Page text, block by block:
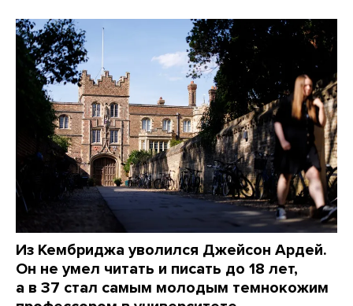
Из Кембриджа уволился Джейсон Ардей.
Он не умел читать и писать до 18 лет,
а в 37 стал самым молодым темнокожим